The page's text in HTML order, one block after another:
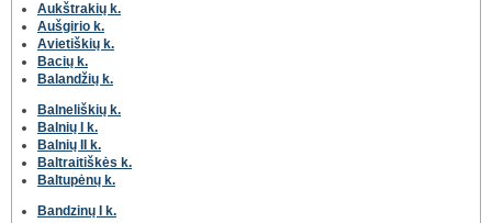
Aukštrakių k.
Aušgirio k.
Avietiškių k.
Bacių k.
Balandžių k.
Balneliškių k.
Balnių I k.
Balnių II k.
Baltraitiškės k.
Baltupėnų k.
Bandzinų I k.